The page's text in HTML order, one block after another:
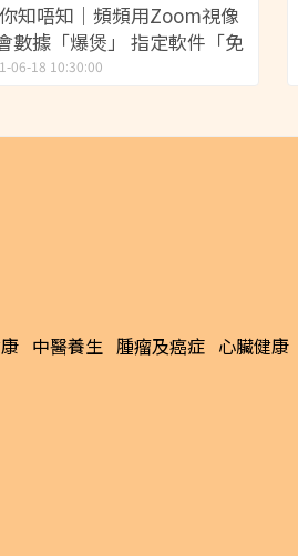
知唔知｜頻頻用Zoom視像
數據「爆煲」 指定軟件「免
」變相無限任用
06-18 10:30:00
中醫養生 腫瘤及癌症 心臟健康